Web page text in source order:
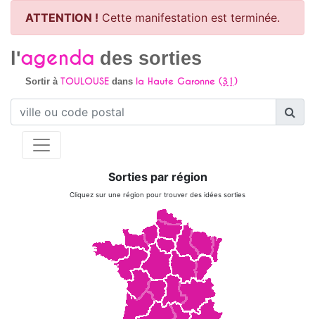
ATTENTION ! Cette manifestation est terminée.
l'agenda des sorties
Sortir à TOULOUSEdans la Haute Garonne (31)
Sorties par région
Cliquez sur une région pour trouver des idées sorties